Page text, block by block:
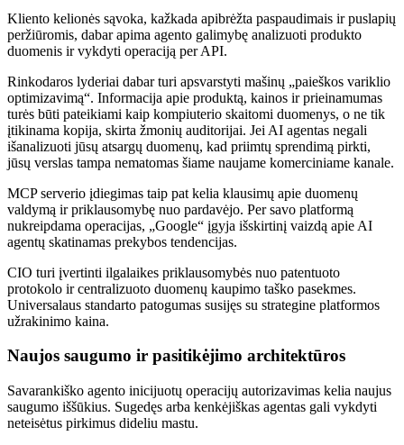
Kliento kelionės sąvoka, kažkada apibrėžta paspaudimais ir puslapių
peržiūromis, dabar apima agento galimybę analizuoti produkto
duomenis ir vykdyti operaciją per API.
Rinkodaros lyderiai dabar turi apsvarstyti mašinų „paieškos variklio
optimizavimą“. Informacija apie produktą, kainos ir prieinamumas
turės būti pateikiami kaip kompiuterio skaitomi duomenys, o ne tik
įtikinama kopija, skirta žmonių auditorijai. Jei AI agentas negali
išanalizuoti jūsų atsargų duomenų, kad priimtų sprendimą pirkti,
jūsų verslas tampa nematomas šiame naujame komerciniame kanale.
MCP serverio įdiegimas taip pat kelia klausimų apie duomenų
valdymą ir priklausomybę nuo pardavėjo. Per savo platformą
nukreipdama operacijas, „Google“ įgyja išskirtinį vaizdą apie AI
agentų skatinamas prekybos tendencijas.
CIO turi įvertinti ilgalaikes priklausomybės nuo patentuoto
protokolo ir centralizuoto duomenų kaupimo taško pasekmes.
Universalaus standarto patogumas susijęs su strategine platformos
užrakinimo kaina.
Naujos saugumo ir pasitikėjimo architektūros
Savarankiško agento inicijuotų operacijų autorizavimas kelia naujus
saugumo iššūkius. Sugedęs arba kenkėjiškas agentas gali vykdyti
neteisėtus pirkimus dideliu mastu.